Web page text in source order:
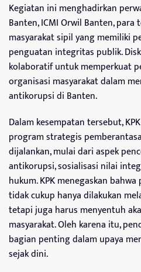
Kegiatan ini menghadirkan
Banten, ICMI Orwil Banten,
masyarakat sipil yang memiliki
penguatan integritas publik.
kolaboratif untuk memperkuat
organisasi masyarakat dalam
antikorupsi di Banten.
Dalam kesempatan tersebut,
program strategis
dijalankan, mulai dari aspek
antikorupsi, sosialisasi nilai
hukum. KPK menegaskan
tidak cukup hanya dilakukan
tetapi juga harus menyentuh
masyarakat. Oleh karena itu,
bagian penting dalam upaya
sejak dini.